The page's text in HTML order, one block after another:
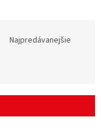
Najpredávanejšie